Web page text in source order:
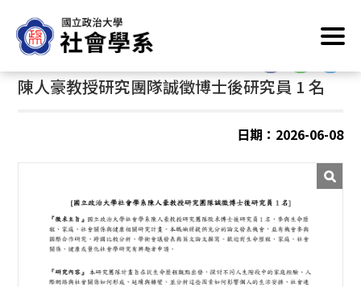
到
主
要
內
首頁 /最新消息/徵才資訊
陳人豪教授研究團隊誠徵博士後研究員 1 名
日期：2026-06-08